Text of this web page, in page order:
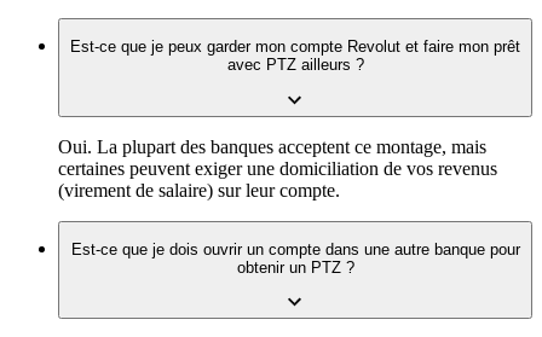
Est-ce que je peux garder mon compte Revolut et faire mon prêt
avec PTZ ailleurs ?
Oui. La plupart des banques acceptent ce montage, mais
certaines peuvent exiger une domiciliation de vos revenus
(virement de salaire) sur leur compte.
Est-ce que je dois ouvrir un compte dans une autre banque pour
obtenir un PTZ ?